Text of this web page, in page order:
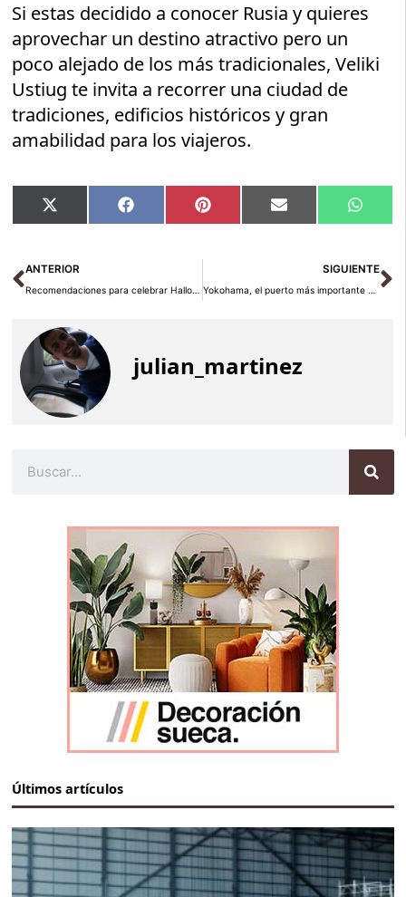
Si estas decidido a conocer Rusia y quieres
aprovechar un destino atractivo pero un
poco alejado de los más tradicionales, Veliki
Ustiug te invita a recorrer una ciudad de
tradiciones, edificios históricos y gran
amabilidad para los viajeros.
Compartir
en
X
(Twitter)
Compartir
en
Facebook Compartir
en
Pinterest Compartir
en
Email
en
Ant
ANTERIOR
Recomendaciones para celebrar Halloween en Estados Unidos
SIGUIENTE
Yokohama, el puerto más importante de Japón
julian_martinez
Últimos artículos